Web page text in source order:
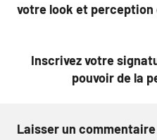
l’article
votre look et perception
Inscrivez votre
pouvoir de la
Laisser un commentaire